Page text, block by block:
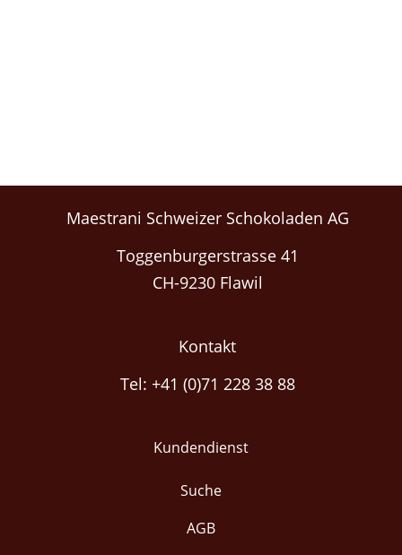
Maestrani Schweizer Schokoladen AG
Toggenburgerstrasse 41
CH-9230 Flawil
Kontakt
Tel: +41 (0)71 228 38 88
Kundendienst
Suche
AGB